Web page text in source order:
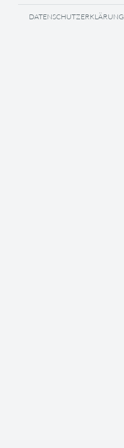
DATENSCHUTZERKLÄRUNG